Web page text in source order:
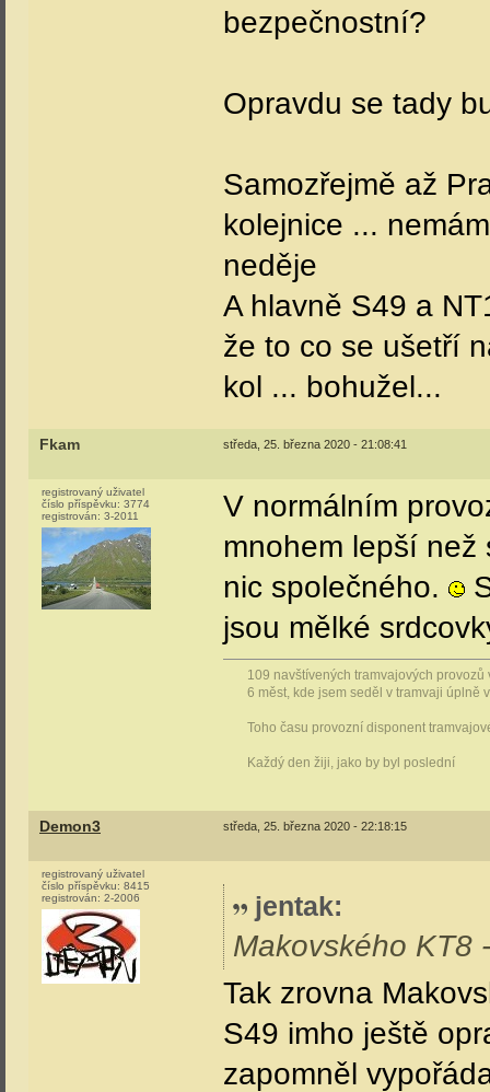
bezpečnostní?
Opravdu se tady
Samozřejmě až
kolejnice ...
neděje
A hlavně S49 a
že to co se ušetří
kol ... bohužel...
Fkam středa, 25. března 2020 - 21:08:41
registrovaný uživatel
číslo příspěvku: 3774
registrován: 3-2011
V normálním
mnohem lepší než
nic společného.
jsou mělké
109 navštívených tramvajových provozů
6 měst, kde jsem seděl v tramvaji úplně
Toho času provozní disponent
Každý den žiji, jako by byl poslední
Demon3 středa, 25. března 2020 - 22:18:15
registrovaný uživatel
číslo příspěvku: 8415
registrován: 2-2006 jentak:
Makovského KT8
Tak zrovna
S49 imho ještě
zapomněl